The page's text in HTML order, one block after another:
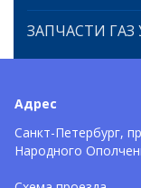
ЗАПЧАСТИ ГАЗ
Адрес
Санкт-Петербург,
Народного